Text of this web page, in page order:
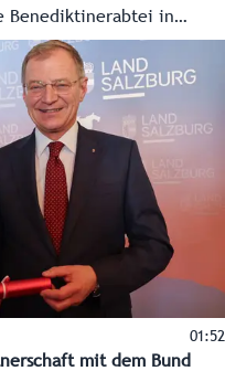
Benediktinerabtei in
zu Oberösterreich.
01:52
mit dem Bund